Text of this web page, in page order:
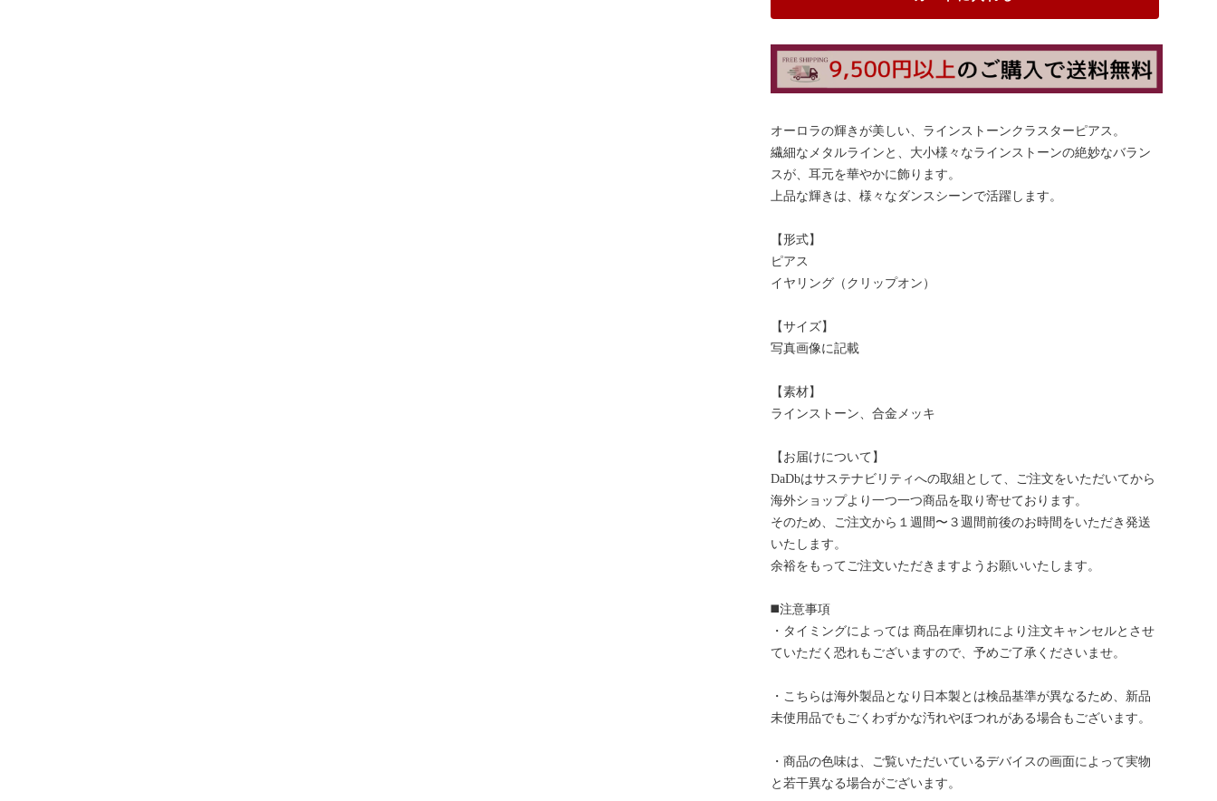
オーロラの輝きが美しい、ラインストーンクラスターピアス。
繊細なメタルラインと、大小様々なラインストーンの絶妙なバラン
スが、耳元を華やかに飾ります。
上品な輝きは、様々なダンスシーンで活躍します。
【形式】
ピアス
イヤリング（クリップオン）
【サイズ】
写真画像に記載
【素材】
ラインストーン、合金メッキ
【お届けについて】
DaDbはサステナビリティへの取組として、ご注文をいただいてから
海外ショップより一つ一つ商品を取り寄せております。
そのため、ご注文から１週間〜３週間前後のお時間をいただき発送
いたします。
余裕をもってご注文いただきますようお願いいたします。
◼️注意事項
・タイミングによっては 商品在庫切れにより注文キャンセルとさせ
ていただく恐れもございますので、予めご了承くださいませ。
・こちらは海外製品となり日本製とは検品基準が異なるため、新品
未使用品でもごくわずかな汚れやほつれがある場合もございます。
・商品の色味は、ご覧いただいているデバイスの画面によって実物
と若干異なる場合がございます。